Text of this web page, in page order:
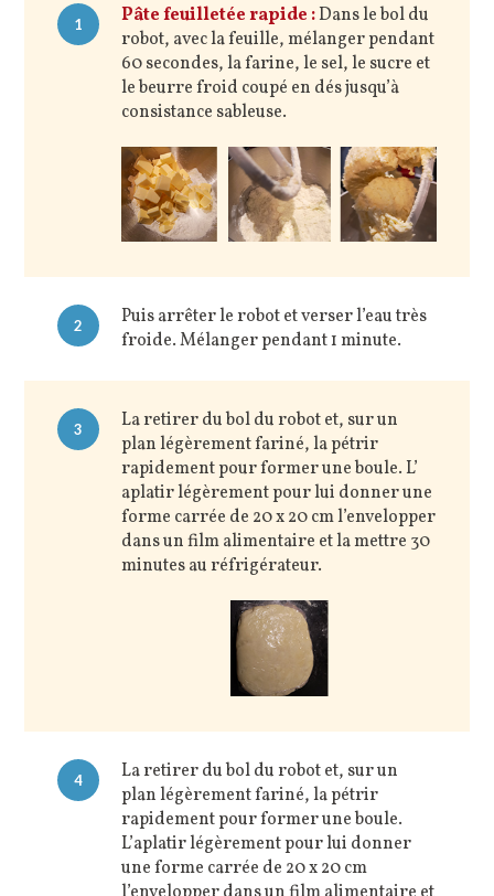
1 Pâte feuilletée rapide :Dans le bol du
robot, avec la feuille, mélanger pendant
60 secondes, la farine, le sel, le sucre et
le beurre froid coupé en dés jusqu’à
consistance sableuse.
2
Puis arrêter le robot et verser l’eau très
froide. Mélanger pendant 1 minute.
3
La retirer du bol du robot et, sur un
plan légèrement fariné, la pétrir
rapidement pour former une boule. L’
aplatir légèrement pour lui donner une
forme carrée de 20 x 20 cm l’envelopper
dans un film alimentaire et la mettre 30
minutes au réfrigérateur.
4
La retirer du bol du robot et, sur un
plan légèrement fariné, la pétrir
rapidement pour former une boule.
L’aplatir légèrement pour lui donner
une forme carrée de 20 x 20 cm